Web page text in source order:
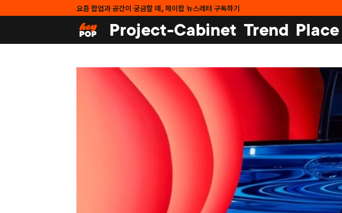
요즘 팝업과 공간이 궁금할 때, 헤이팝 뉴스레터 구독하기
Project-Cabinet Trend Place